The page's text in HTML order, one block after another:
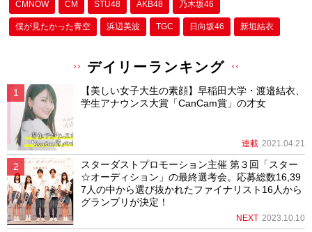
CMNOW CM STU48 AKB48 乃木坂46
僕が⾒たかった⻘空 浜辺美波 TGC 日向坂46 新垣結衣
デイリーランキング
【美しい女子大生の素顔】早稲田大学・渡邉結衣、
学生アナウンス大賞「CanCam賞」の才女
連載 2021.04.21
スターダストプロモーション主催 第３回「スター
☆オーディション」の最終選考会。応募総数16,39
7人の中から選び抜かれたファイナリスト16人から
グランプリが決定！
NEXT 2023.10.10